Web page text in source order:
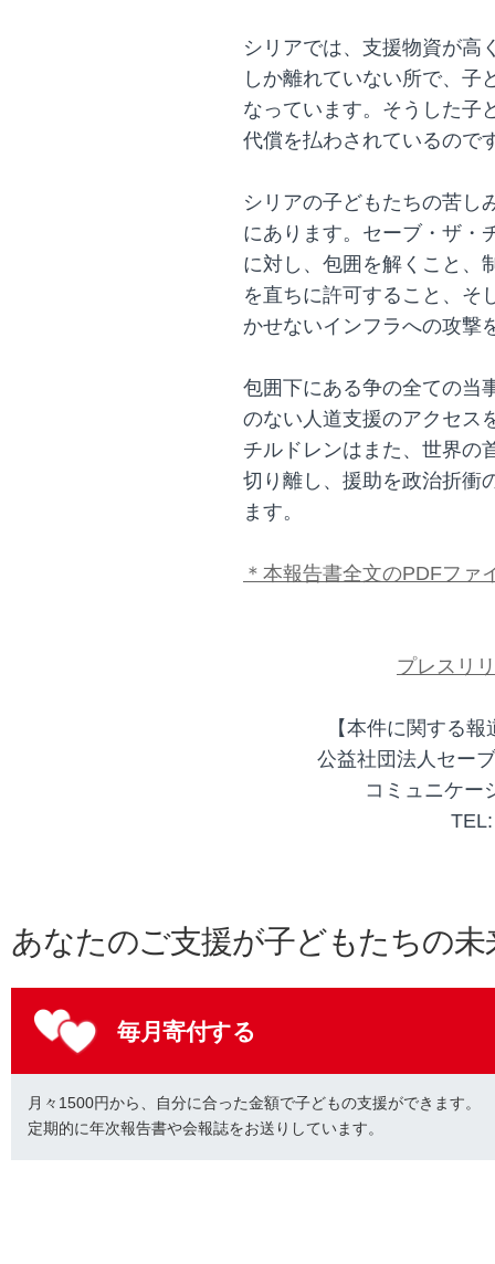
シリアでは、支援物資が高
しか離れていない所で、子
なっています。そうした子
代償を払わされているので
シリアの子どもたちの苦し
にあります。セーブ・ザ・
に対し、包囲を解くこと、
を直ちに許可すること、そ
かせないインフラへの攻撃
包囲下にある争の全ての当
のない人道支援のアクセス
チルドレンはまた、世界の
切り離し、援助を政治折衝
ます。
＊本報告書全文のPDFファ
プレスリ
【本件に関する
公益社団法人セー
コミュニケー
あなたのご支援が子どもたちの
毎月寄付する
月々1500円から、自分に合った金額で子どもの支援ができます。
定期的に年次報告書や会報誌をお送りしています。